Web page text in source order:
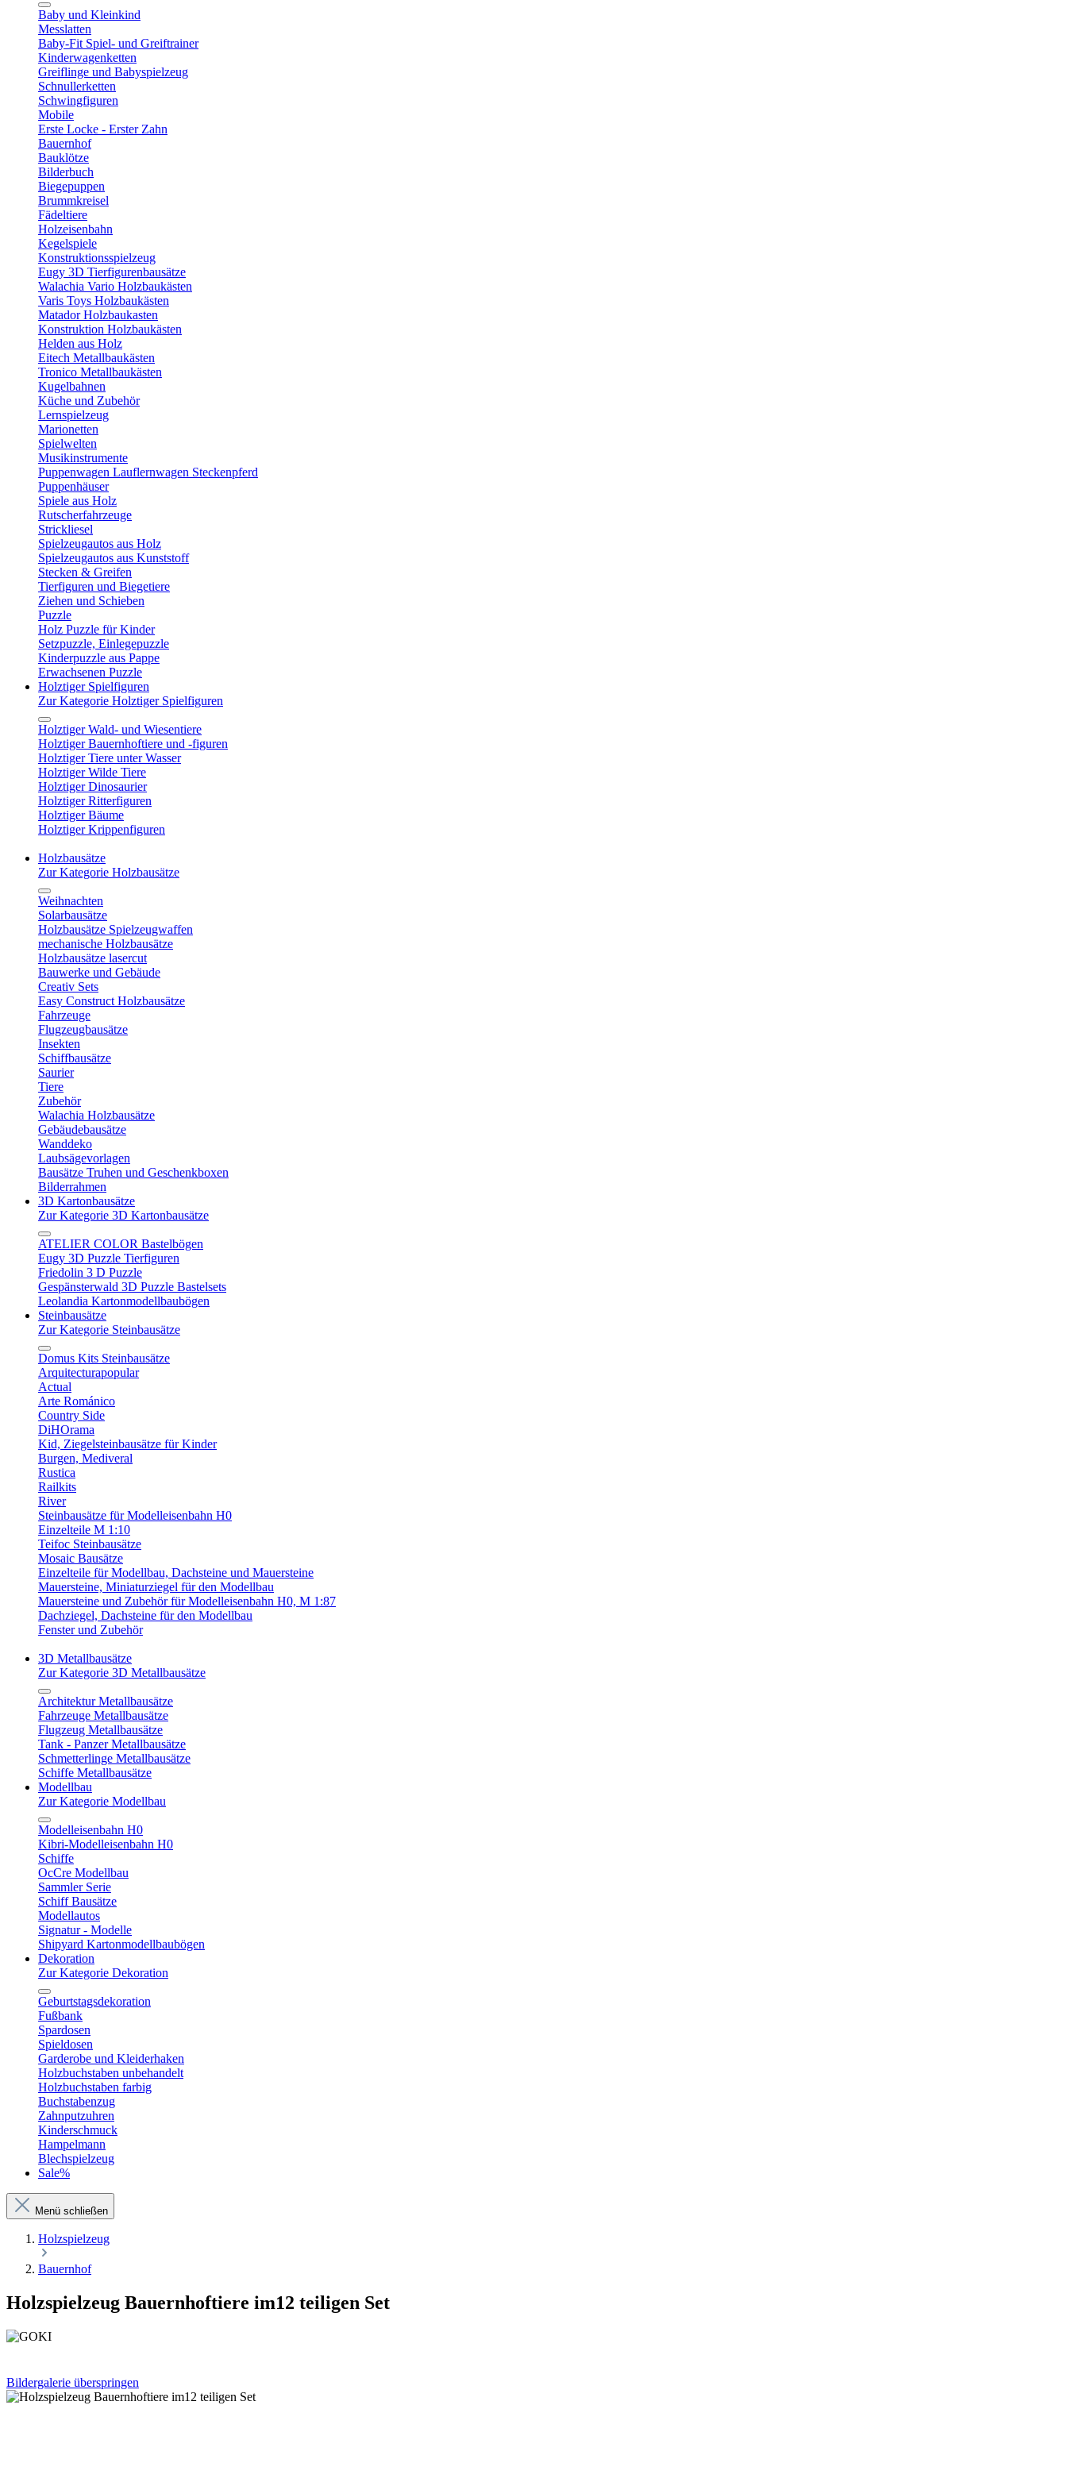
Baby und Kleinkind
Messlatten
Baby-Fit Spiel- und Greiftrainer
Kinderwagenketten
Greiflinge und Babyspielzeug
Schnullerketten
Schwingfiguren
Mobile
Erste Locke - Erster Zahn
Bauernhof
Bauklötze
Bilderbuch
Biegepuppen
Brummkreisel
Fädeltiere
Holzeisenbahn
Kegelspiele
Konstruktionsspielzeug
Eugy 3D Tierfigurenbausätze
Walachia Vario Holzbaukästen
Varis Toys Holzbaukästen
Matador Holzbaukasten
Konstruktion Holzbaukästen
Helden aus Holz
Eitech Metallbaukästen
Tronico Metallbaukästen
Kugelbahnen
Küche und Zubehör
Lernspielzeug
Marionetten
Spielwelten
Musikinstrumente
Puppenwagen Lauflernwagen Steckenpferd
Puppenhäuser
Spiele aus Holz
Rutscherfahrzeuge
Strickliesel
Spielzeugautos aus Holz
Spielzeugautos aus Kunststoff
Stecken & Greifen
Tierfiguren und Biegetiere
Ziehen und Schieben
Puzzle
Holz Puzzle für Kinder
Setzpuzzle, Einlegepuzzle
Kinderpuzzle aus Pappe
Erwachsenen Puzzle
Holztiger Spielfiguren
Zur Kategorie Holztiger Spielfiguren
Holztiger Wald- und Wiesentiere
Holztiger Bauernhoftiere und -figuren
Holztiger Tiere unter Wasser
Holztiger Wilde Tiere
Holztiger Dinosaurier
Holztiger Ritterfiguren
Holztiger Bäume
Holztiger Krippenfiguren
Holzbausätze
Zur Kategorie Holzbausätze
Weihnachten
Solarbausätze
Holzbausätze Spielzeugwaffen
mechanische Holzbausätze
Holzbausätze lasercut
Bauwerke und Gebäude
Creativ Sets
Easy Construct Holzbausätze
Fahrzeuge
Flugzeugbausätze
Insekten
Schiffbausätze
Saurier
Tiere
Zubehör
Walachia Holzbausätze
Gebäudebausätze
Wanddeko
Laubsägevorlagen
Bausätze Truhen und Geschenkboxen
Bilderrahmen
3D Kartonbausätze
Zur Kategorie 3D Kartonbausätze
ATELIER COLOR Bastelbögen
Eugy 3D Puzzle Tierfiguren
Friedolin 3 D Puzzle
Gespänsterwald 3D Puzzle Bastelsets
Leolandia Kartonmodellbaubögen
Steinbausätze
Zur Kategorie Steinbausätze
Domus Kits Steinbausätze
Arquitecturapopular
Actual
Arte Románico
Country Side
DiHOrama
Kid, Ziegelsteinbausätze für Kinder
Burgen, Mediveral
Rustica
Railkits
River
Steinbausätze für Modelleisenbahn H0
Einzelteile M 1:10
Teifoc Steinbausätze
Mosaic Bausätze
Einzelteile für Modellbau, Dachsteine und Mauersteine
Mauersteine, Miniaturziegel für den Modellbau
Mauersteine und Zubehör für Modelleisenbahn H0, M 1:87
Dachziegel, Dachsteine für den Modellbau
Fenster und Zubehör
3D Metallbausätze
Zur Kategorie 3D Metallbausätze
Architektur Metallbausätze
Fahrzeuge Metallbausätze
Flugzeug Metallbausätze
Tank - Panzer Metallbausätze
Schmetterlinge Metallbausätze
Schiffe Metallbausätze
Modellbau
Zur Kategorie Modellbau
Modelleisenbahn H0
Kibri-Modelleisenbahn H0
Schiffe
OcCre Modellbau
Sammler Serie
Schiff Bausätze
Modellautos
Signatur - Modelle
Shipyard Kartonmodellbaubögen
Dekoration
Zur Kategorie Dekoration
Geburtstagsdekoration
Fußbank
Spardosen
Spieldosen
Garderobe und Kleiderhaken
Holzbuchstaben unbehandelt
Holzbuchstaben farbig
Buchstabenzug
Zahnputzuhren
Kinderschmuck
Hampelmann
Blechspielzeug
Sale%
Menü schließen
Holzspielzeug
Bauernhof
Holzspielzeug Bauernhoftiere im12 teiligen Set
Bildergalerie überspringen